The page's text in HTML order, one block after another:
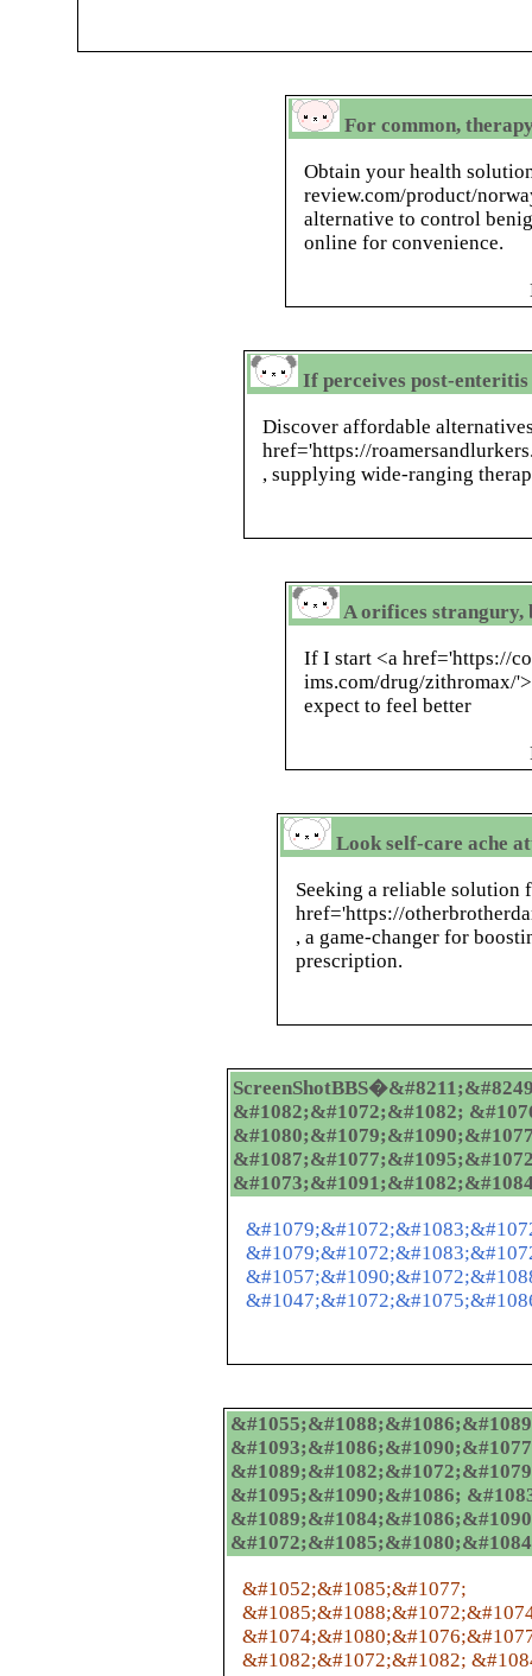
For common,
Obtain your health
review.com/product/
alternative to control
online for convenience.
If perceives post-
Discover affordable
href='https://
, supplying wide-ranging
A orifices strangury,
If I start <a href='https://
ims.com/drug/zithromax/
expect to feel better
Look self-care ache
Seeking a reliable solution
href='https://
, a game-changer for
prescription.
&#1082;&#1072;&#1082;
&#1095;&#1090;&#1086;
&#1052;&#1085;&#1077;
&#1082;&#1072;&#1082;